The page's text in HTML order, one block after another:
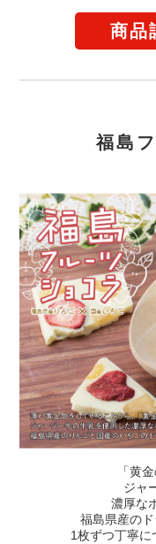
商品
福島
「黄
ジャ
濃厚な
福島県産のド
1枚ずつ丁寧に